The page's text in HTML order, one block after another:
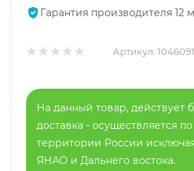
Гарантия производителя 12
Артикул: 1046091
На данный товар, действует
доставка - осуществляется
территории России
ЯНАО и Дальнего востока.